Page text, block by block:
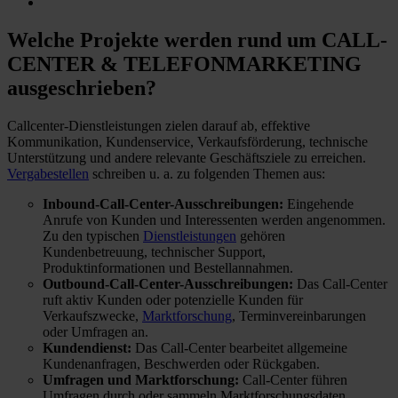
Welche Projekte werden rund um CALL-
CENTER & TELEFONMARKETING
ausgeschrieben?
Callcenter-Dienstleistungen zielen darauf ab, effektive
Kommunikation, Kundenservice, Verkaufsförderung, technische
Unterstützung und andere relevante Geschäftsziele zu erreichen.
Vergabestellen schreiben u. a. zu folgenden Themen aus:
Inbound-Call-Center-Ausschreibungen: Eingehende
Anrufe von Kunden und Interessenten werden angenommen.
Zu den typischen Dienstleistungen gehören
Kundenbetreuung, technischer Support,
Produktinformationen und Bestellannahmen.
Outbound-Call-Center-Ausschreibungen: Das Call-Center
ruft aktiv Kunden oder potenzielle Kunden für
Verkaufszwecke, Marktforschung, Terminvereinbarungen
oder Umfragen an.
Kundendienst: Das Call-Center bearbeitet allgemeine
Kundenanfragen, Beschwerden oder Rückgaben.
Umfragen und Marktforschung: Call-Center führen